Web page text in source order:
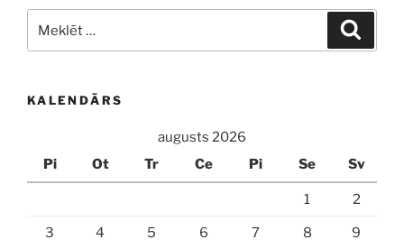
KALENDĀRS
augusts 2026
Pi
Ot Tr Ce Pi Se Sv
1 2
3 4 5 6 7 8 9